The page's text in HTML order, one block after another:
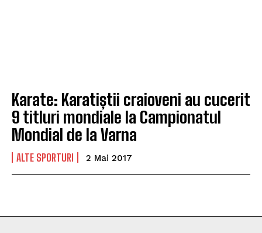
Karate: Karatiștii craioveni au cucerit
9 titluri mondiale la Campionatul
Mondial de la Varna
ALTE SPORTURI 2 Mai 2017